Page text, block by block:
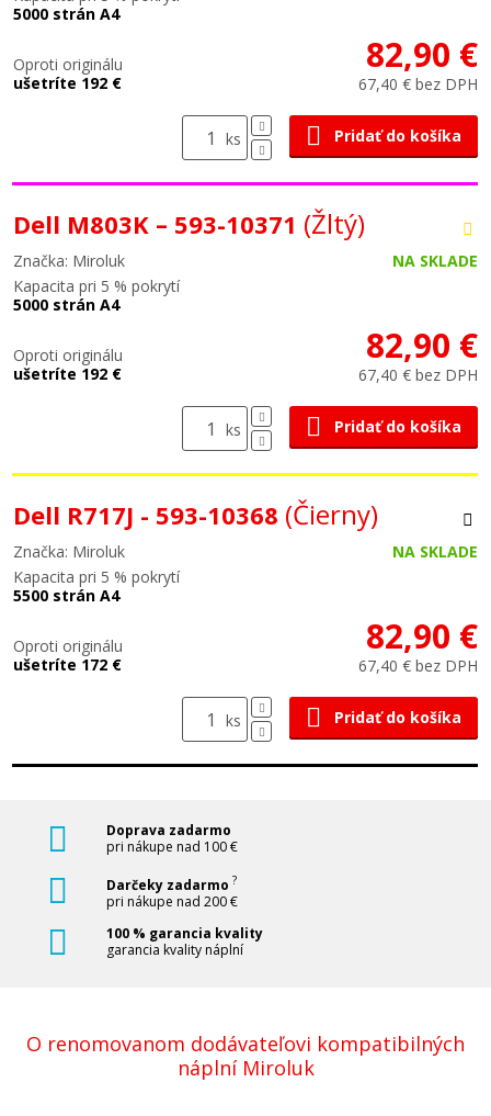
5000 strán A4
Oproti originálu
ušetríte 192 €
82,90 €
67,40 € bez DPH
ks Pridať do košíka
Dell M803K – 593-10371 (Žltý)
Značka: Miroluk
NA SKLADE
Kapacita pri 5 % pokrytí
5000 strán A4
Oproti originálu
ušetríte 192 €
82,90 €
67,40 € bez DPH
ks Pridať do košíka
Dell R717J - 593-10368 (Čierny)
Značka: Miroluk
NA SKLADE
Kapacita pri 5 % pokrytí
5500 strán A4
Oproti originálu
ušetríte 172 €
82,90 €
67,40 € bez DPH
ks Pridať do košíka
Doprava zadarmo
pri nákupe nad 100 €
Darčeky zadarmo ?
pri nákupe nad 200 €
100 % garancia kvality
garancia kvality náplní
O renomovanom dodávateľovi kompatibilných
náplní Miroluk